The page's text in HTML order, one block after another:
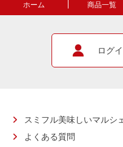
ホーム 商品一覧
ログ
スミフル美味しいマルシ
よくある質問